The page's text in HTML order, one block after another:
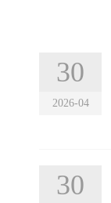
30
2026-04
30